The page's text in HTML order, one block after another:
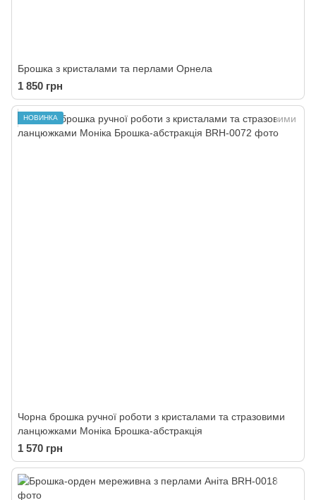
Брошка з кристалами та перлами Орнела
1 850 грн
НОВИНКА
Чорна брошка ручної роботи з кристалами та стразовими
ланцюжками Моніка Брошка-абстракція
1 570 грн